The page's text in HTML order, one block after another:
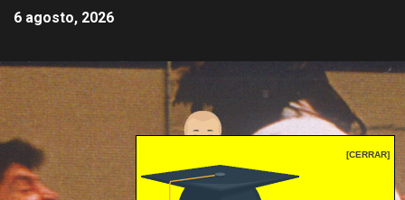
[CERRAR]
6 agosto, 2026